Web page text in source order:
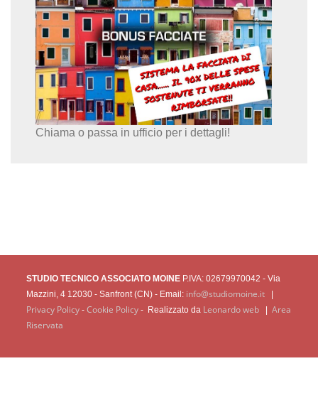
Chiama o passa in ufficio per i dettagli!
STUDIO TECNICO ASSOCIATO MOINE P.IVA: 02679970042 - Via
Mazzini, 4 12030 - Sanfront (CN) - Email: info@studiomoine.it
Privacy Policy - Cookie Policy - Realizzato da Leonardo web
Area
Riservata